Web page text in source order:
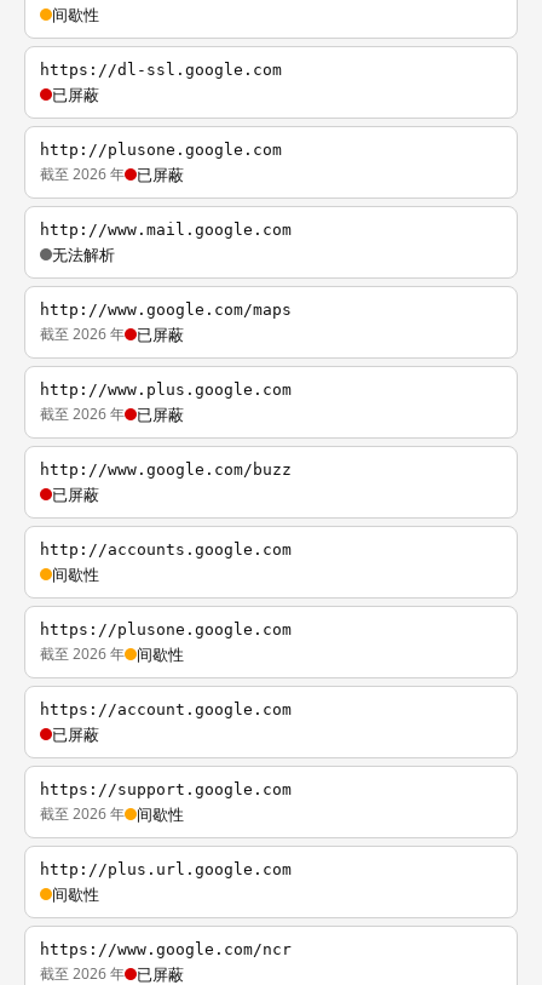
间歇性
https://dl-ssl.google.com
已屏蔽
http://plusone.google.com
截至 2026 年 已屏蔽
http://www.mail.google.com
无法解析
http://www.google.com/maps
截至 2026 年 已屏蔽
http://www.plus.google.com
截至 2026 年 已屏蔽
http://www.google.com/buzz
已屏蔽
http://accounts.google.com
间歇性
https://plusone.google.com
截至 2026 年 间歇性
https://account.google.com
已屏蔽
https://support.google.com
截至 2026 年 间歇性
http://plus.url.google.com
间歇性
https://www.google.com/ncr
截至 2026 年 已屏蔽